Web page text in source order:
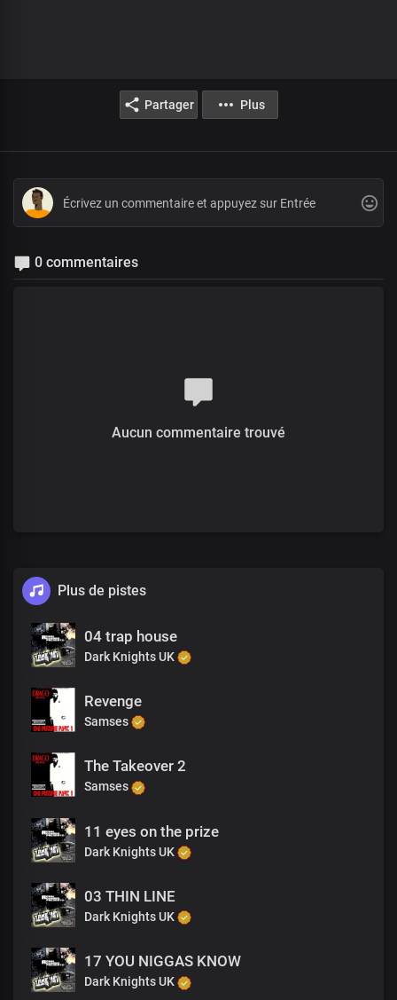
Partager Plus
0 commentaires
Aucun commentaire trouvé
Plus de pistes
04 trap house
Dark Knights UK
Revenge
Samses
The Takeover 2
Samses
11 eyes on the prize
Dark Knights UK
03 THIN LINE
Dark Knights UK
17 YOU NIGGAS KNOW
Dark Knights UK